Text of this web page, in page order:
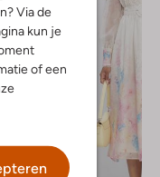
Via de
kun je
of een